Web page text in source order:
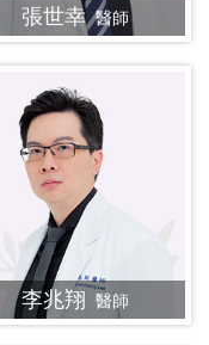
張世幸 醫師
李兆翔 醫師